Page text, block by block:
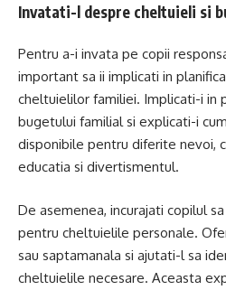
Invatati-l despre cheltuieli si
Pentru a-i invata pe copii
important sa ii implicati in
cheltuielilor familiei. Implicati-i in
bugetului familial si explicati-i
disponibile pentru diferite nevoi,
educatia si divertismentul.
De asemenea, incurajati copilul
pentru cheltuielile personale.
sau saptamanala si ajutati-l sa
cheltuielile necesare. Aceasta